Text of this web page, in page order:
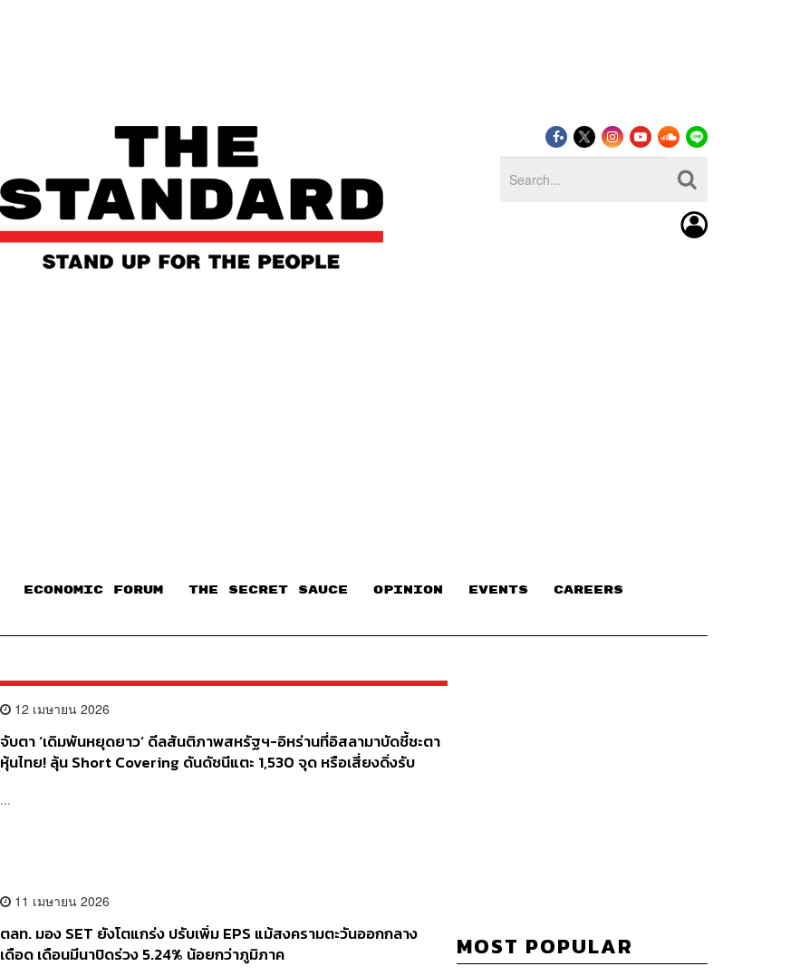
ECONOMIC FORUM THE SECRET SAUCE​ OPINION EVENTS CAREERS
12 เมษายน 2026
จับตา ‘เดิมพันหยุดยาว’ ดีลสันติภาพสหรัฐฯ-อิหร่านที่อิสลามาบัดชี้ชะตา
หุ้นไทย! ลุ้น Short Covering ดันดัชนีแตะ 1,530 จุด หรือเสี่ยงดิ่งรับ
...
11 เมษายน 2026
ตลท. มอง SET ยังโตแกร่ง ปรับเพิ่ม EPS แม้สงครามตะวันออกกลาง
เดือด เดือนมีนาปิดร่วง 5.24% น้อยกว่าภูมิภาค
MOST POPULAR